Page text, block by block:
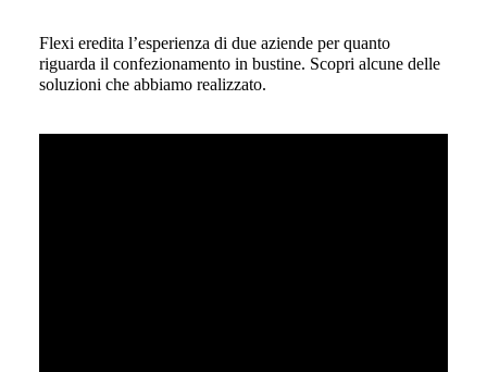
Flexi eredita l’esperienza di due aziende per quanto
riguarda il confezionamento in bustine. Scopri alcune delle
soluzioni che abbiamo realizzato.